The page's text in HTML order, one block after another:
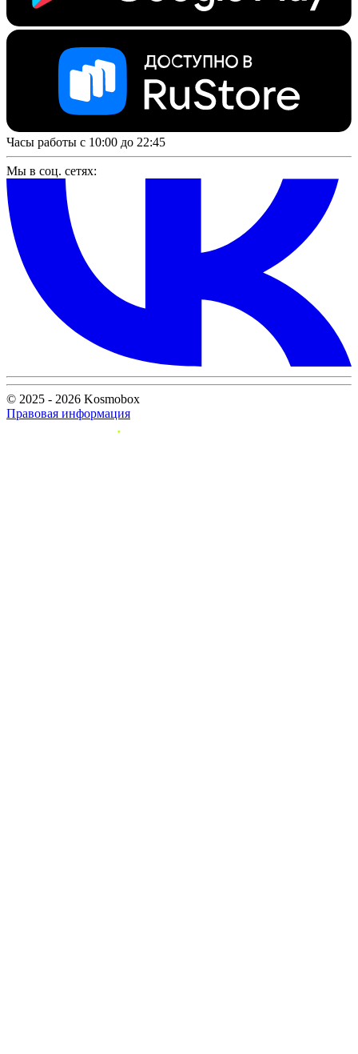
Часы работы с 10:00 до 22:45
Мы в соц. сетях:
© 2025 - 2026 Kosmobox
Правовая информация